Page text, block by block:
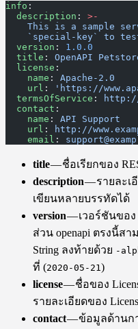
info :
  description
: >-
This is a sample
`special-key` to
  version
: 1.0.0
  title
: OpenAPI
  license
:
    name
: Apache-2.0
    url
:
'https://
  termsOfService
:
http://
  contact
:
    name
: API Support
    url
:
http://
    email
:
title— ชื่อเรียกของ
description— รายละเ
เขียนหลายบรรทัดได้
version— เวอร์ชันของ
ส่วน openapi ตรงนี้สา
String ลงท้ายด้วย -
ที่ (2020-05-21)
license— ชื่อของ
รายละเอียดของ
contact— ข้อมูลด้านก